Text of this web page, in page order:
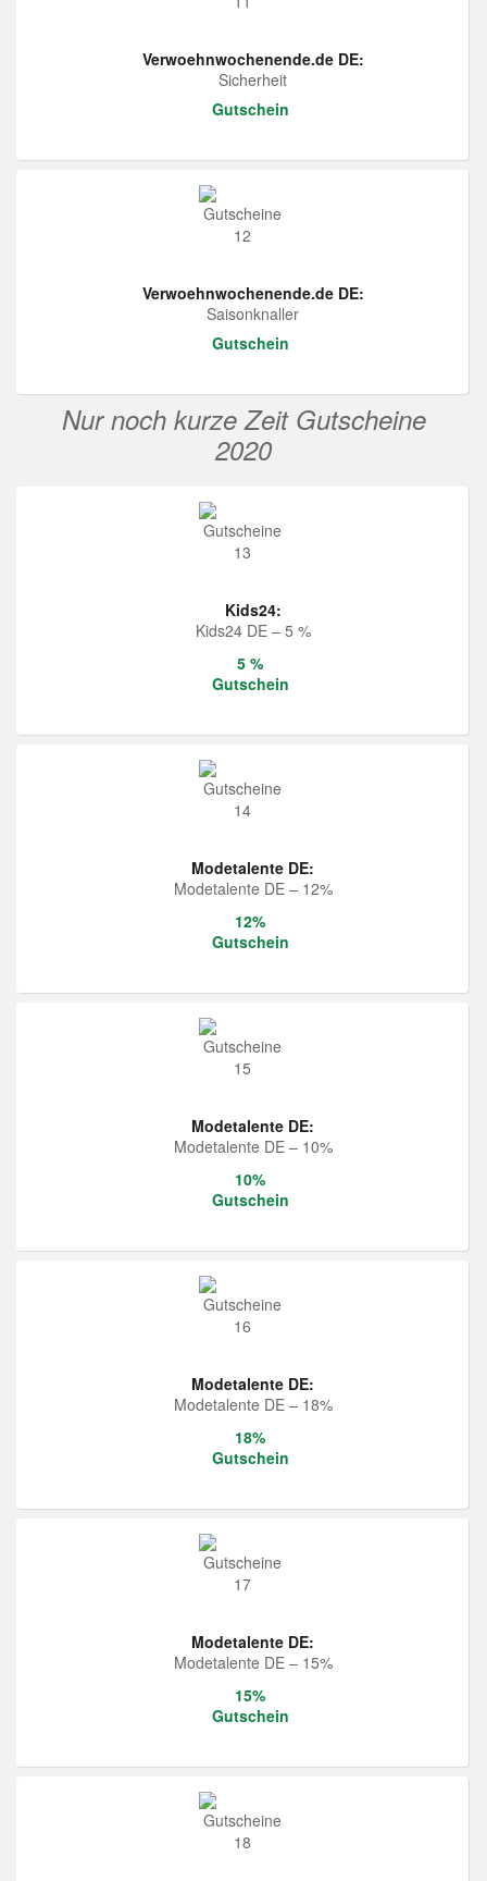
Verwoehnwochenende.de DE:
Sicherheit
Gutschein
Verwoehnwochenende.de DE:
Saisonknaller
Gutschein
Nur noch kurze Zeit Gutscheine
2020
Kids24:
Kids24 DE – 5 %
5 %
Gutschein
Modetalente DE:
Modetalente DE – 12%
12%
Gutschein
Modetalente DE:
Modetalente DE – 10%
10%
Gutschein
Modetalente DE:
Modetalente DE – 18%
18%
Gutschein
Modetalente DE:
Modetalente DE – 15%
15%
Gutschein